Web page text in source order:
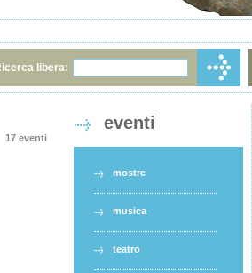
libera:
17 eventi
eventi
mostre
musica
teatro